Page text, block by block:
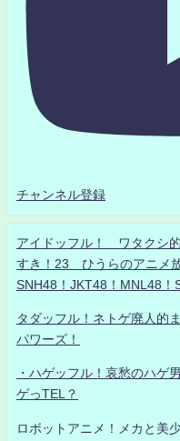
チャンネル登録
アイドッフル！ ワタクシ
すき！23 ひうらのアニメ
SNH48！JKT48！MNL48！
タダッフル！ネトゲ廃人的
パワーズ！
・ハゲッフル！哀愁のハゲ
ゲっTEL？
ロボットアニメ！メカと美